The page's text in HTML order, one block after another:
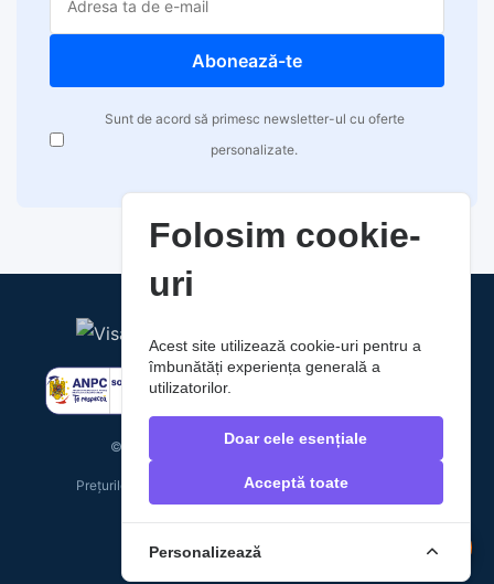
Abonează-te
Sunt de acord să primesc newsletter-ul cu oferte
personalizate.
© 2026 RaoAuto. Toate drepturile rezervate.
Prețurile includ TVA. Costurile de livrare nu sunt incluse.
Folosim cookie-
uri
Acest site utilizează cookie-uri pentru a
îmbunătăți experiența generală a
utilizatorilor.
Doar cele esențiale
Acceptă toate
Personalizează